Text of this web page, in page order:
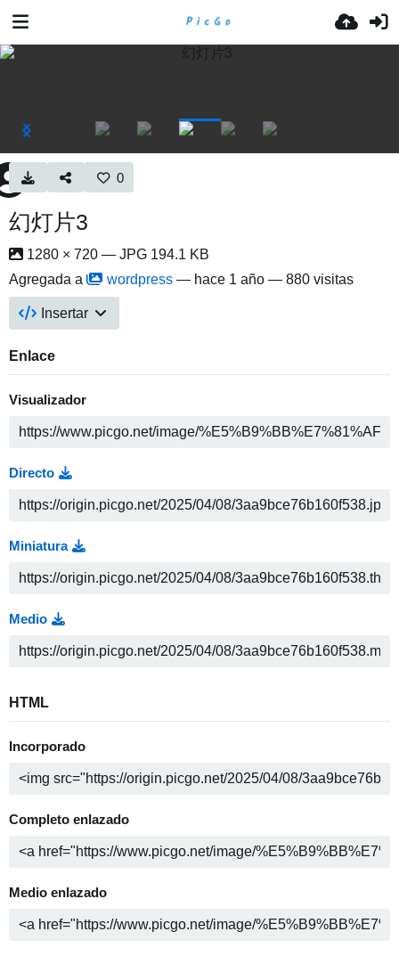
0
幻灯片3
1280 × 720 — JPG 194.1 KB
Agregada a
wordpress — hace 1 año — 880 visitas
Insertar
Enlace
Visualizador
Directo
Miniatura
Medio
HTML
Incorporado
Completo enlazado
Medio enlazado